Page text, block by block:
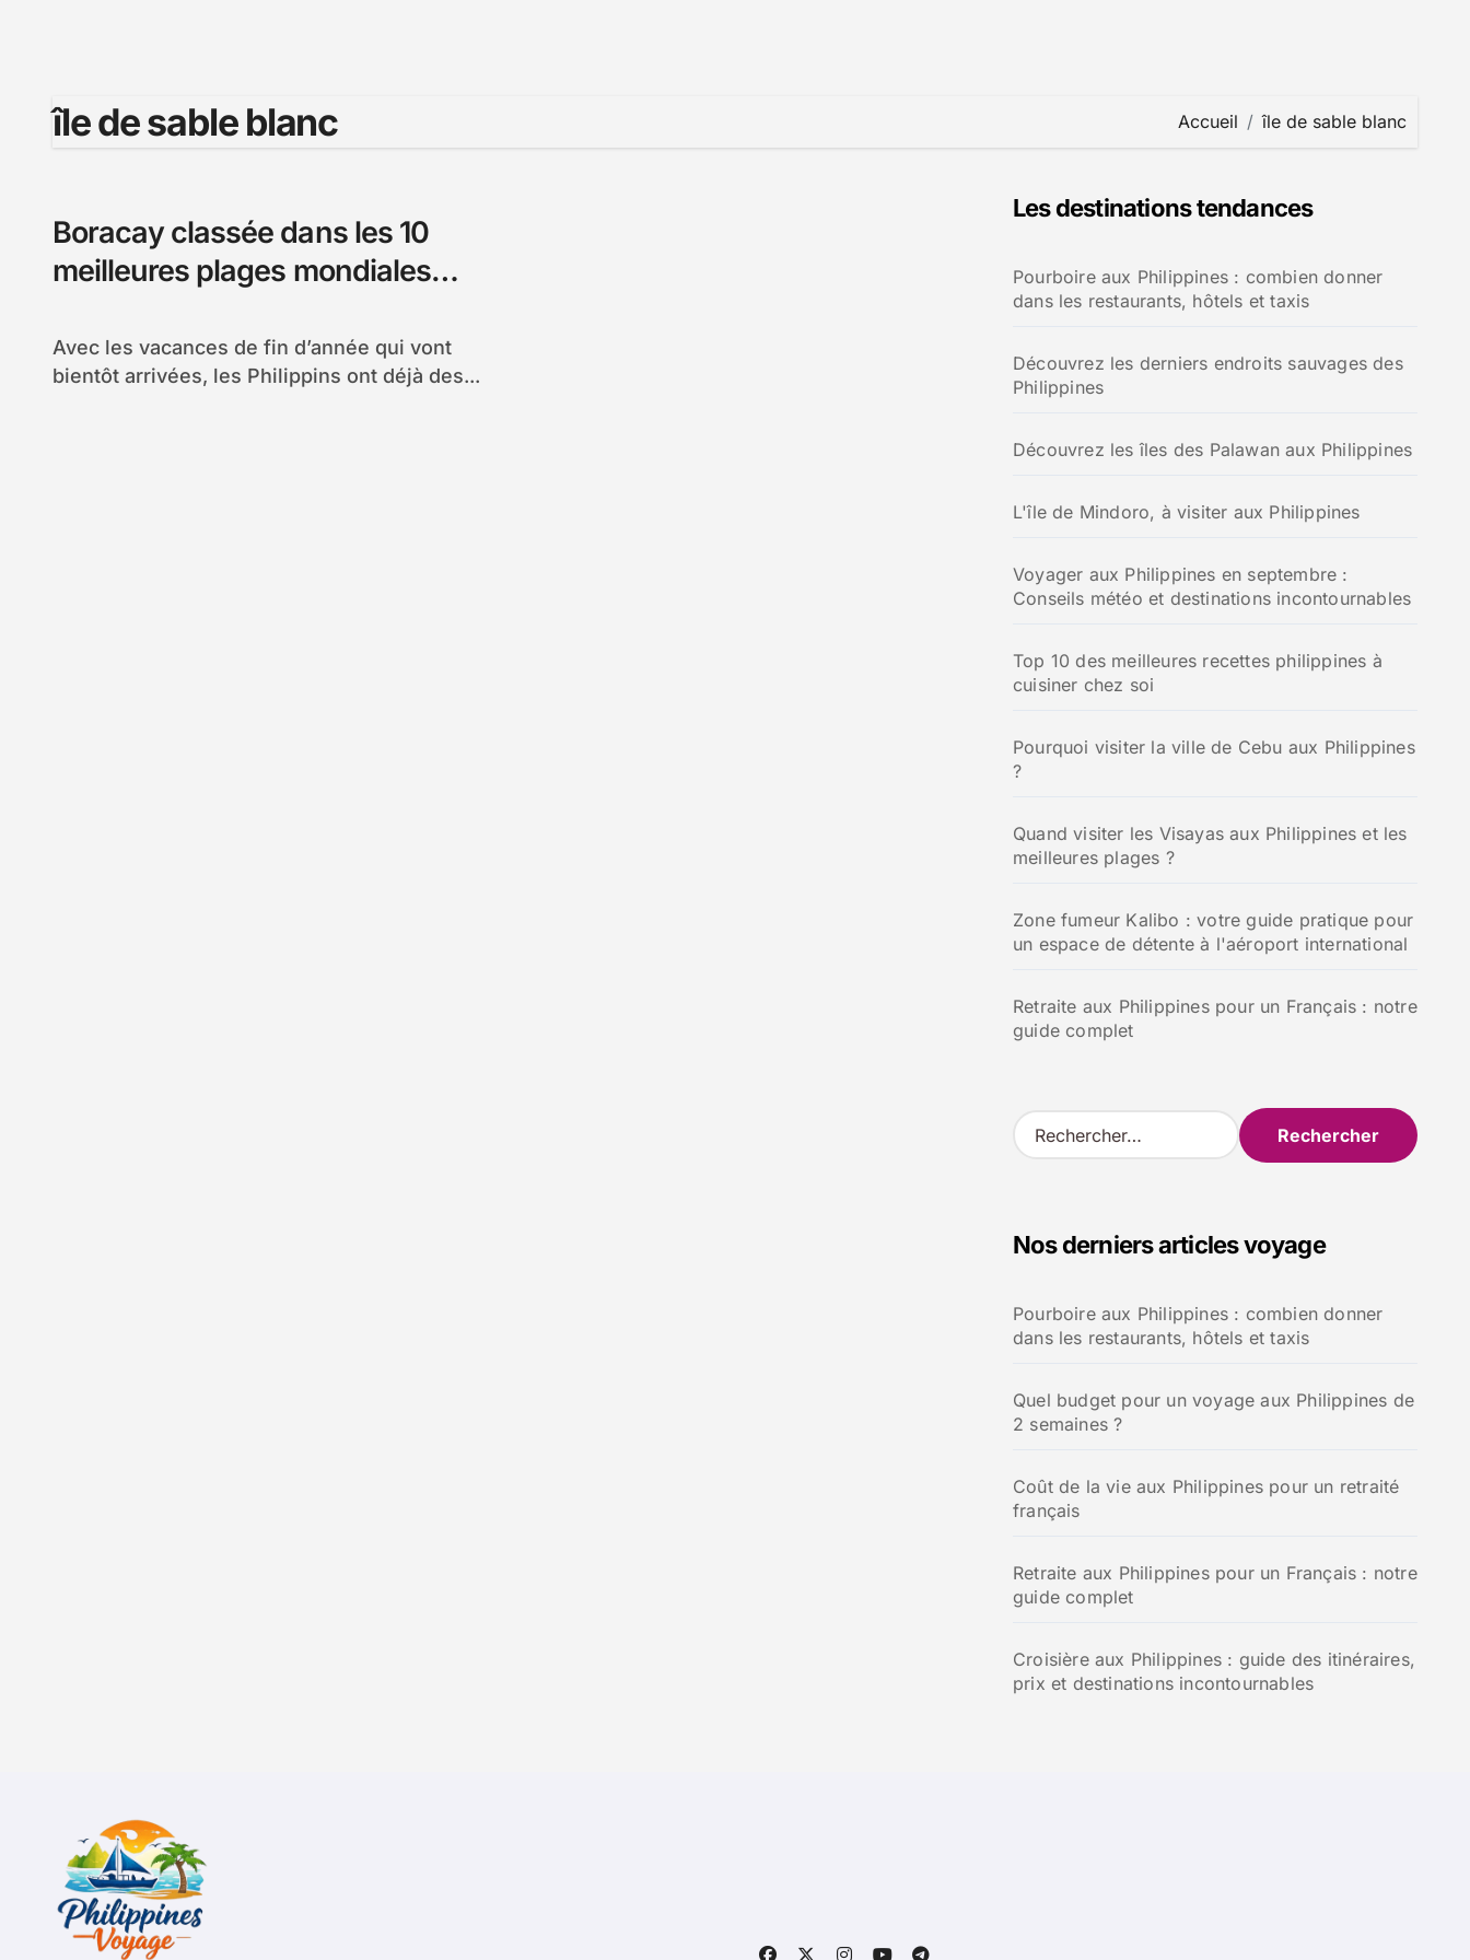
île de sable blanc Accueil île de sable blanc
Boracay classée dans les 10
meilleures plages mondiales
Avec les vacances de fin d’année qui vont
bientôt arrivées, les Philippins ont déjà des...
Les destinations tendances
Pourboire aux Philippines : combien donner
dans les restaurants, hôtels et taxis
Découvrez les derniers endroits sauvages des
Philippines
Découvrez les îles des Palawan aux Philippines
L'île de Mindoro, à visiter aux Philippines
Voyager aux Philippines en septembre :
Conseils météo et destinations incontournables
Top 10 des meilleures recettes philippines à
cuisiner chez soi
Pourquoi visiter la ville de Cebu aux Philippines
?
Quand visiter les Visayas aux Philippines et les
meilleures plages ?
Zone fumeur Kalibo : votre guide pratique pour
un espace de détente à l'aéroport international
Retraite aux Philippines pour un Français : notre
guide complet
R
e
r
e
r
Nos derniers articles voyage
Pourboire aux Philippines : combien donner
dans les restaurants, hôtels et taxis
Quel budget pour un voyage aux Philippines de
2 semaines ?
Coût de la vie aux Philippines pour un retraité
français
Retraite aux Philippines pour un Français : notre
guide complet
Croisière aux Philippines : guide des itinéraires,
prix et destinations incontournables